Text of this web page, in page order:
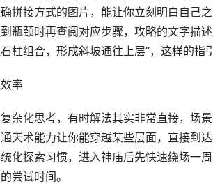
拼接方式的图片，能让你立刻明白自己
瓶颈时再查阅对应步骤，攻略的文字描
柱组合，形成斜坡通往上层”，这样的指
率
杂化思考，有时解法其实非常直接，场
天术能力让你能穿越某些层面，直接到
化探索习惯，进入神庙后先快速绕场一
尝试时间。